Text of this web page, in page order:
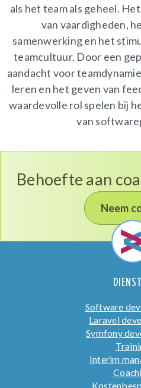
als het team als geheel.
van vaardigheden,
samenwerking en het
teamcultuur. Door een
aandacht voor
leren en het geven van
waardevolle rol spelen bij
van
Behoefte aan
Neem
Software
Laravel
Symfony
Interim